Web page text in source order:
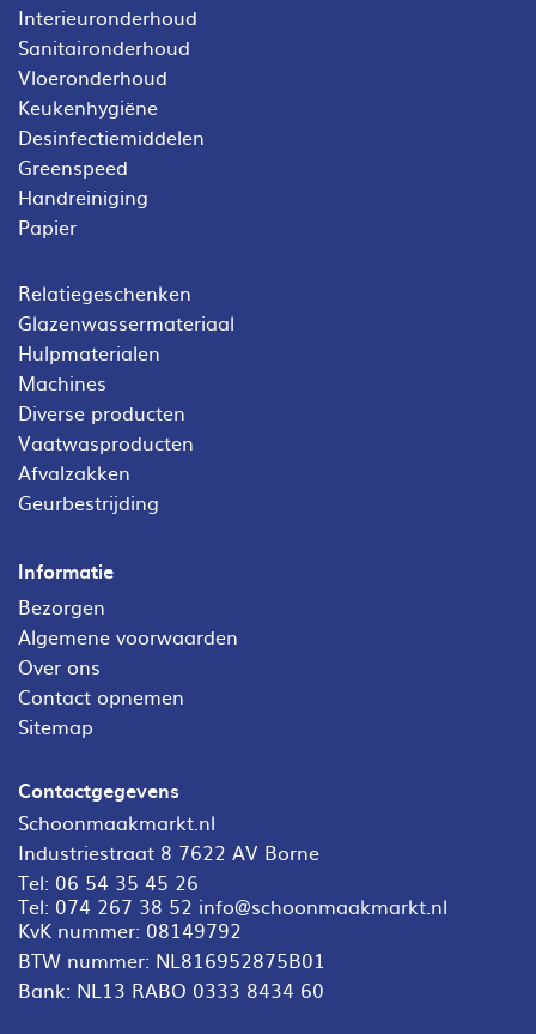
Interieuronderhoud
Sanitaironderhoud
Vloeronderhoud
Keukenhygiëne
Desinfectiemiddelen
Greenspeed
Handreiniging
Papier
Relatiegeschenken
Glazenwassermateriaal
Hulpmaterialen
Machines
Diverse producten
Vaatwasproducten
Afvalzakken
Geurbestrijding
Informatie
Bezorgen
Algemene voorwaarden
Over ons
Contact opnemen
Sitemap
Contactgegevens
Schoonmaakmarkt.nl
Industriestraat 8 7622 AV Borne
Tel: 06 54 35 45 26
Tel: 074 267 38 52 info@schoonmaakmarkt.nl
KvK nummer: 08149792
BTW nummer: NL816952875B01
Bank: NL13 RABO 0333 8434 60